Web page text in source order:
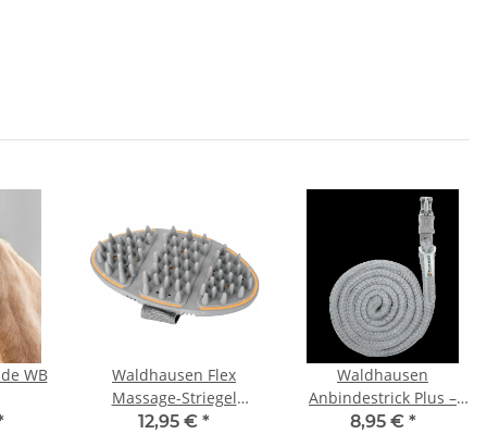
WB
Waldhausen Flex
Massage-Striegel
Pfirsich Pferdestriegel
12,95 € *
Waldhausen
Anbindestrick Plus –
Panikhaken Chromgrau
8,95 € *